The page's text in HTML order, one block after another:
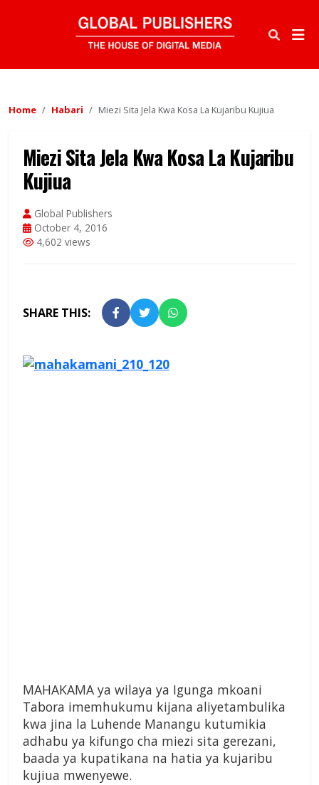
Home Habari Miezi Sita Jela Kwa Kosa La Kujaribu Kujiua
Miezi Sita Jela Kwa Kosa La Kujaribu
Kujiua
Global Publishers
October 4, 2016
4,602 views
SHARE THIS:
MAHAKAMA ya wilaya ya Igunga mkoani
Tabora imemhukumu kijana aliyetambulika
kwa jina la Luhende Manangu kutumikia
adhabu ya kifungo cha miezi sita gerezani,
baada ya kupatikana na hatia ya kujaribu
kujiua mwenyewe.